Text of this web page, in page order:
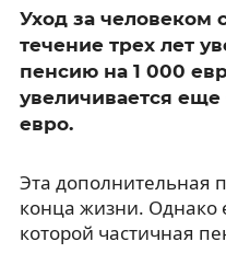
Уход за человеком
течение трех лет
пенсию на 1 000
увеличивается
евро.
Эта дополнительная
конца жизни. Однако
которой частичная